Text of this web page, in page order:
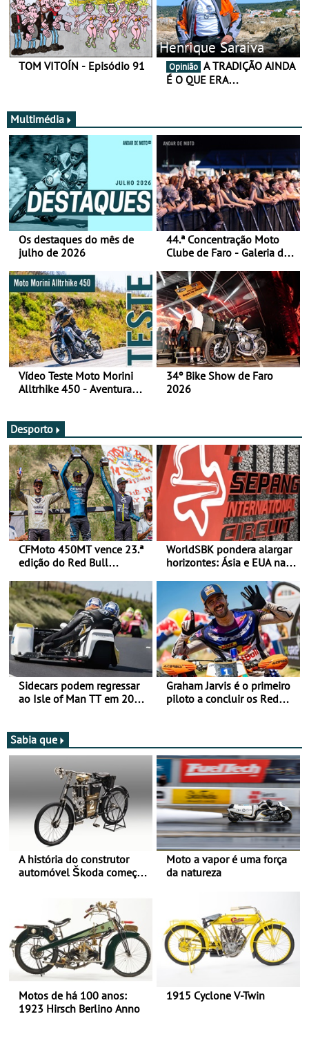
TOM VITOÍN - Episódio 91
Henrique Saraiva
Opinião
É O QUE ERA…
Multimédia
Os destaques do mês de
julho de 2026
44.ª Concentração Moto
Clube de Faro - Galeria de
Vídeo Teste Moto Morini
Alltrhike 450 - Aventura
34º Bike Show de Faro
2026
Desporto
CFMoto 450MT vence 23.ª
edição do Red Bull
Categorias Adventure -
Vitória na Ultimate, Core e
Lite
WorldSBK pondera alargar
horizontes: Ásia e EUA na
Sidecars podem regressar
ao Isle of Man TT em 2027
Graham Jarvis é o primeiro
piloto a concluir os Red
Sabia que
A história do construtor
automóvel Škoda começou
Moto a vapor é uma força
da natureza
Motos de há 100 anos:
1923 Hirsch Berlino Anno
1915 Cyclone V-Twin